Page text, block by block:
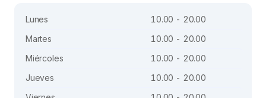
Lunes
10.00 - 20.00
Martes
10.00 - 20.00
Miércoles
10.00 - 20.00
Jueves
10.00 - 20.00